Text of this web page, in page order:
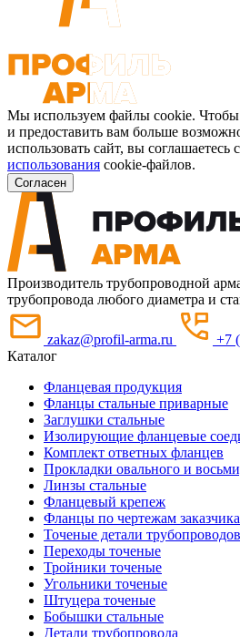
Мы используем файлы cookie. Чтобы
и предоставить вам больше
использовать сайт, вы соглашаетесь с
использования cookie-файлов.
Согласен
Производитель трубопроводной
трубопровода любого диаметра и
zakaz@profil-arma.ru
+7
Каталог
Фланцевая продукция
Фланцы стальные приварные
Заглушки стальные
Изолирующие фланцевые
Комплект ответных фланцев
Прокладки овального и
Линзы стальные
Фланцевый крепеж
Фланцы по чертежам заказчика
Точеные детали трубопроводов
Переходы точеные
Тройники точеные
Угольники точеные
Штуцера точеные
Бобышки стальные
Детали трубопровода